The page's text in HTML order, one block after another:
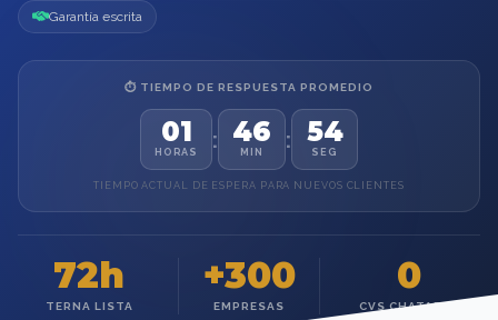
Garantía escrita
⏱ TIEMPO DE RESPUESTA PROMEDIO
01
HORAS : 46
MIN : 53
SEG
TIEMPO ACTUAL DE ESPERA PARA NUEVOS CLIENTES
72h
TERNA LISTA
+300
EMPRESAS
0
CVS CHATARRA